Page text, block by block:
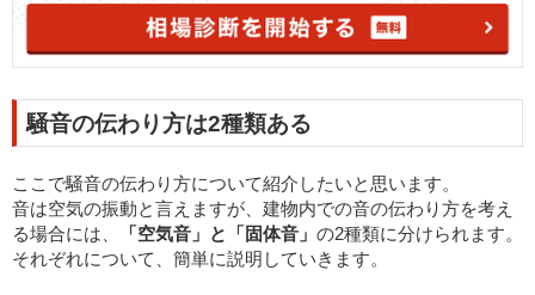
騒音の伝わり方は2種類ある
ここで騒音の伝わり方について紹介したいと思います。
音は空気の振動と言えますが、建物内での音の伝わり方を考え
る場合には、
「空気音」と「固体音」 の2種類に分けられます。
それぞれについて、簡単に説明していきます。